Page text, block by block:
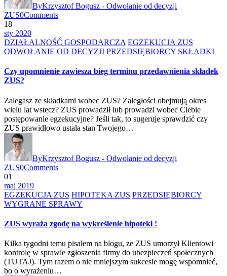
ByKrzysztof Bogusz - Odwołanie od decyzji
ZUS0Comments
18
sty 2020
DZIAŁALNOŚĆ GOSPODARCZA EGZEKUCJA ZUS
ODWOŁANIE OD DECYZJI PRZEDSIĘBIORCY SKŁADKI
Czy upomnienie zawiesza bieg terminu przedawnienia składek
ZUS?
Zalegasz ze składkami wobec ZUS? Zaległości obejmują okres
wielu lat wstecz? ZUS prowadził lub prowadzi wobec Ciebie
postępowanie egzekucyjne? Jeśli tak, to sugeruje sprawdzić czy
ZUS prawidłowo ustala stan Twojego…
ByKrzysztof Bogusz - Odwołanie od decyzji
ZUS0Comments
01
maj 2019
EGZEKUCJA ZUS HIPOTEKA ZUS PRZEDSIĘBIORCY
WYGRANE SPRAWY
ZUS wyraża zgodę na wykreślenie hipoteki !
Kilka tygodni temu pisałem na blogu, że ZUS umorzył Klientowi
kontrolę w sprawie zgłoszenia firmy do ubezpieczeń społecznych
(TUTAJ). Tym razem o nie mniejszym sukcesie mogę wspomnieć,
bo o wyrażeniu…